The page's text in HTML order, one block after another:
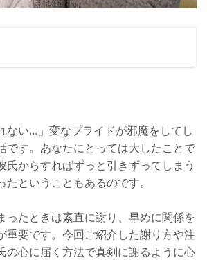
ない…」変なプライドが邪魔をしてし
です。あなたにとっては大したことで
氏からすればずっと引きずってしまう
ということもあるのです。
ったときは素直に謝り、早めに関係を
重要です。今回ご紹介した謝り方や注
の心に届く方法で真剣に謝るように心